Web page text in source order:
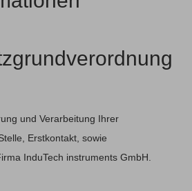
und Verarbeitung Ihrer
Erstkontakt, sowie
InduTech instruments GmbH.